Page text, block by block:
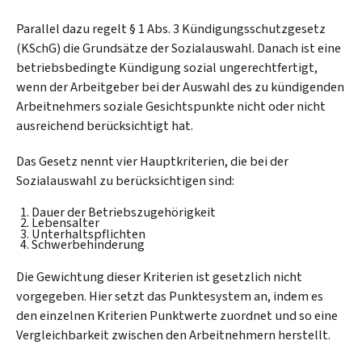
Parallel dazu regelt § 1 Abs. 3 Kündigungsschutzgesetz
(KSchG) die Grundsätze der Sozialauswahl. Danach ist eine
betriebsbedingte Kündigung sozial ungerechtfertigt,
wenn der Arbeitgeber bei der Auswahl des zu kündigenden
Arbeitnehmers soziale Gesichtspunkte nicht oder nicht
ausreichend berücksichtigt hat.
Das Gesetz nennt vier Hauptkriterien, die bei der
Sozialauswahl zu berücksichtigen sind:
Dauer der Betriebszugehörigkeit
Lebensalter
Unterhaltspflichten
Schwerbehinderung
Die Gewichtung dieser Kriterien ist gesetzlich nicht
vorgegeben. Hier setzt das Punktesystem an, indem es
den einzelnen Kriterien Punktwerte zuordnet und so eine
Vergleichbarkeit zwischen den Arbeitnehmern herstellt.